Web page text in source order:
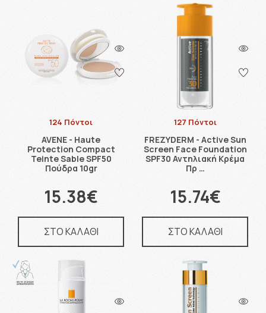
124 Πόντοι
AVENE - Haute
Protection Compact
Teinte Sable SPF50
Πούδρα 10gr
15.38€
ΣΤΟ ΚΑΛΑΘΙ
127 Πόντοι
FREZYDERM - Active Sun
Screen Face Foundation
SPF30 Αντηλιακή Κρέμα
Πρ …
15.74€
ΣΤΟ ΚΑΛΑΘΙ